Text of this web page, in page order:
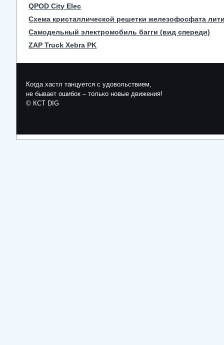
QPOD City Elec
Схема кристаллической решетки железофосфата
Самодельный электромобиль багги (вид спереди)
ZAP Truck Xebra PK
Когда хастл танцуется с удовольствием,
не бывает ошибок – только новые движения!
© КСТ DIG